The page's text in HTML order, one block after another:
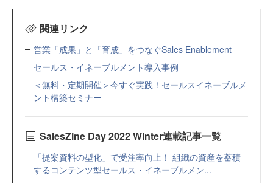
関連リンク
営業「成果」と「育成」をつなぐSales Enablement
セールス・イネーブルメント導入事例
＜無料・定期開催＞今すぐ実践！セールスイネーブルメ
ント構築セミナー
SalesZine Day 2022 Winter連載記事一覧
「提案資料の型化」で受注率向上！ 組織の資産を蓄積
するコンテンツ型セールス・イネーブルメン...